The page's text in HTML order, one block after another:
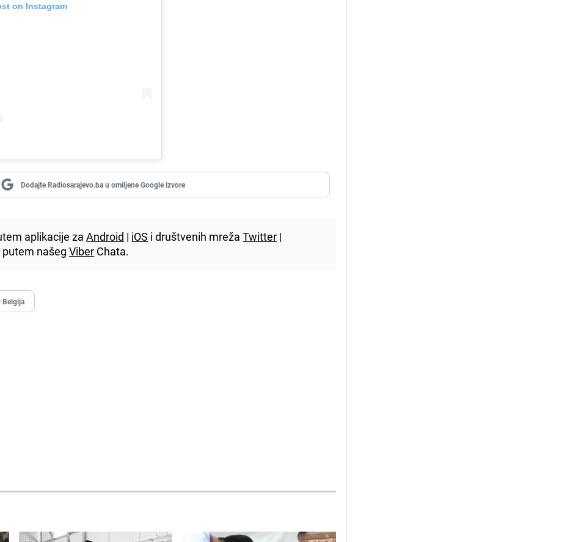
on Instagram
Dodajte Radiosarajevo.ba u omiljene Google izvore
aplikacije zaAndroid | iOS i društvenih mrežaTwitter |
putem našegViber Chata.
Belgija